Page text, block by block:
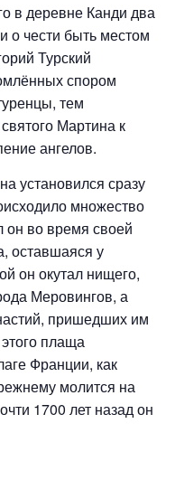
в деревне Канди два
о чести быть местом
Турский
спором
тем
Мартина к
ангелов.
установился сразу
множество
он во время своей
оставшаяся у
он окутал нищего,
Меровингов, а
пришедших им
плаща
Франции, как
молится на
1700 лет назад он